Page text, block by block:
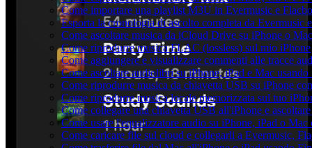
Come importare una playlist M3U in Evermusic e
Esporta la cronologia di ascolto completa da Evermusic
Come ascoltare musica da iCloud Drive su iPhone o Mac
Come riprodurre musica FLAC (lossless) sul mio iPhone
Come aggiungere e visualizzare commenti alle tracce
Come ascoltare audiolibri su iPhone, iPad e Mac
Come riprodurre musica da chiavetta USB su iPhone
Come riprodurre musica locale memorizzata sul tuo
Come collegare una chiavetta USB all'iPhone e
Come usare l'equalizzatore audio su iPhone, iPad o
Come caricare file sul cloud e collegarli a Evermusic,